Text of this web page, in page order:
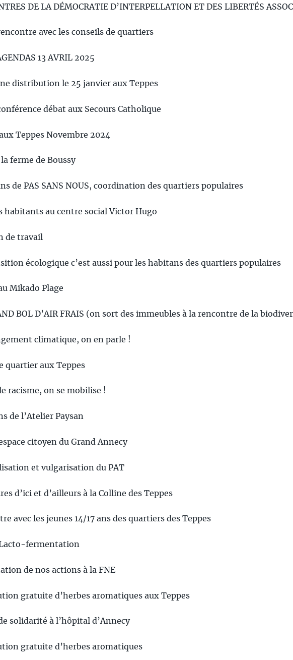
DE LA DÉMOCRATIE D’INTERPELLATION ET DES LIBERTÉS
avec les conseils de quartiers
13 AVRIL 2025
distribution le 25 janvier aux Teppes
débat aux Secours Catholique
Teppes Novembre 2024
ferme de Boussy
de PAS SANS NOUS, coordination des quartiers populaires
habitants au centre social Victor Hugo
de travail
écologique c’est aussi pour les habitans des quartiers populaires
Mikado Plage
BOL D’AIR FRAIS (on sort des immeubles à la rencontre de la
climatique, on en parle !
quartier aux Teppes
racisme, on se mobilise !
de l’Atelier Paysan
citoyen du Grand Annecy
et vulgarisation du PAT
d’ici et d’ailleurs à la Colline des Teppes
avec les jeunes 14/17 ans des quartiers des Teppes
fermentation
de nos actions à la FNE
gratuite d’herbes aromatiques aux Teppes
solidarité à l’hôpital d’Annecy
gratuite d’herbes aromatiques